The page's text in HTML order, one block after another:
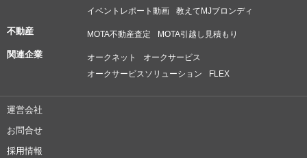
イベントレポート動画
教えてMJブロンディ
不動産 MOTA不動産査定 MOTA引越し見積もり
関連企業 オークネット
オークサービス
オークサービスソリューション
FLEX
運営会社
お問合せ
採用情報